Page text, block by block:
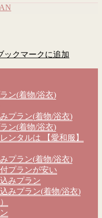
ン(着物/浴衣)
プラン(着物/浴衣)
ン(着物/浴衣)
ンタルは 【愛和服】
プラン(着物/浴衣)
プランが安い
みプラン
みプラン(着物/浴衣)